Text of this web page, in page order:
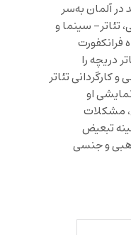
سال ۱۹۸۵ در تبعید در آلمان به‌سر
تئاتر- سینما و
فرانکفورت
۱۹۹۴ گروه تئا‌تر دریچه را
کارگردانی تئا‌تر
او
مشکلات
تبعیض
و جنسی